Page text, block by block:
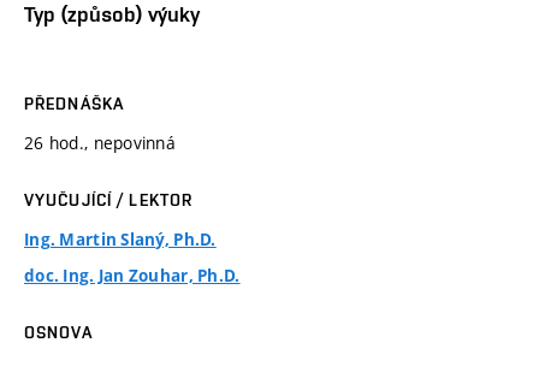
Typ (způsob) výuky
PŘEDNÁŠKA
26 hod., nepovinná
VYUČUJÍCÍ / LEKTOR
Ing. Martin Slaný, Ph.D.
doc. Ing. Jan Zouhar, Ph.D.
OSNOVA